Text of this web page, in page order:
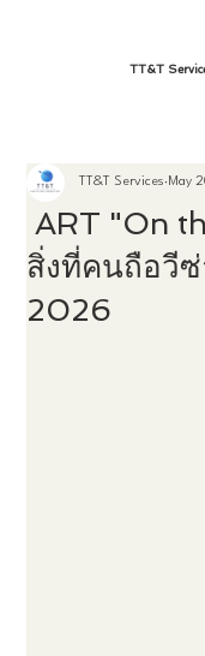
TT&T
ART "On
สิ่งที่คนถือวี
2026
TT&T Services May